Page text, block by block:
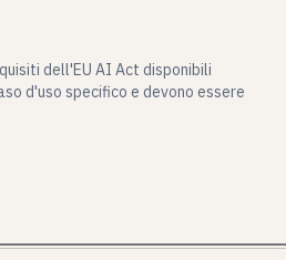
dell'EU AI Act disponibili
d'uso specifico e devono essere